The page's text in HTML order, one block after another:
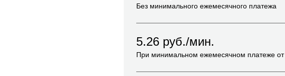
Без минимального ежемесячного платежа
5.26 руб./мин.
При минимальном ежемесячном платеже от